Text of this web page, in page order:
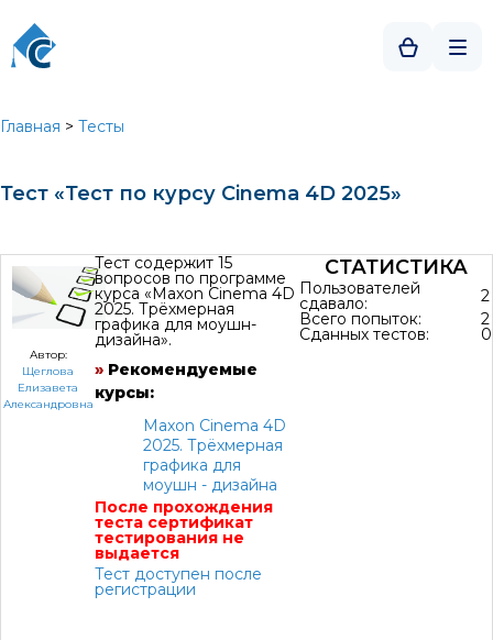
Главная > Тесты
Тест «Тест по курсу Cinema 4D 2025»
Автор:
Щеглова
Елизавета
Александровна
Тест содержит 15
вопросов по программе
курса «Maxon Cinema 4D
2025. Трёхмерная
графика для моушн-
дизайна».
» Рекомендуемые
курсы:
Maxon Cinema 4D
2025. Трёхмерная
графика для
моушн - дизайна
После прохождения
теста сертификат
тестирования не
выдается
Тест доступен после
регистрации
СТАТИСТИКА
Пользователей
сдавало:
2
Всего попыток:
2
Сданных тестов: 0